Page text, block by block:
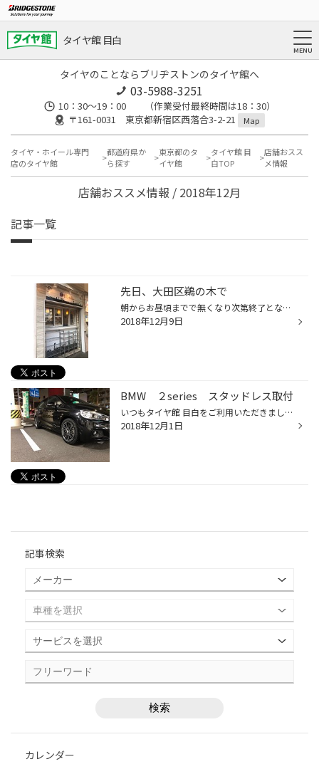
タイヤ館 目白
タイヤのことならブリヂストンのタイヤ館へ
03-5988-3251
10：30～19：00 （作業受付最終時間は18：30）
〒161-0031 東京都新宿区西落合3-2-21
Map
タイヤ・ホイール専門
店のタイヤ館
都道府県か
ら探す
東京都のタ
イヤ館
タイヤ館 目
白TOP
店舗おスス
メ情報
店舗おススメ情報 / 2018年12月
記事一覧
先日、大田区鵜の木で
朝からお昼頃までで無くなり次第終了となるみたいです。大田区の多摩川線鵜の木駅の改札を出てすぐ横にお店があります。 オーソドックスなシナモンと他にも何種類か、買いました(^｡^)油っぽさがなくてパンのなかはふわふわでもとっても美味しいですョ揚げパンの発祥の地がこのお店だそうです！
2018年12月9日
BMW ２series スタッドレス取付
いつもタイヤ館 目白をご利用いただきまして 誠にありがとうございます<(_ _)> 今年も残りわずかとなり、平成最後でもあります。 今年は例年にない暖冬ですが、油断は禁物ですよー((+_+)) 暖冬の時ほど大雪に見舞われますので、冬になったスタッドレスタイヤの 装着をお勧めいたします(^^)/ さて本...
2018年12月1日
記事検索
カレンダー